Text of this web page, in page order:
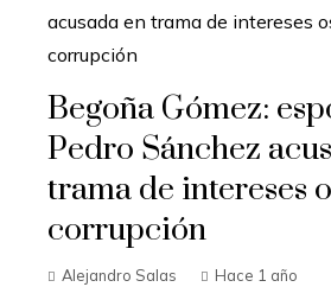
Begoña Gómez:
Pedro Sánchez
trama de intereses
corrupción
Alejandro Salas Hace 1 año